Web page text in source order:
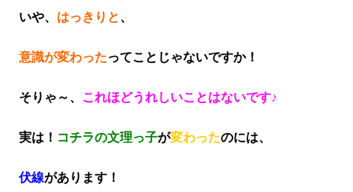
いや、 はっきりと、
意識が変わったってことじゃないですか！
そりゃ～、 これほどうれしいことはないです♪
実は！ コチラの文理っ子が変わったのには、
伏線があります！